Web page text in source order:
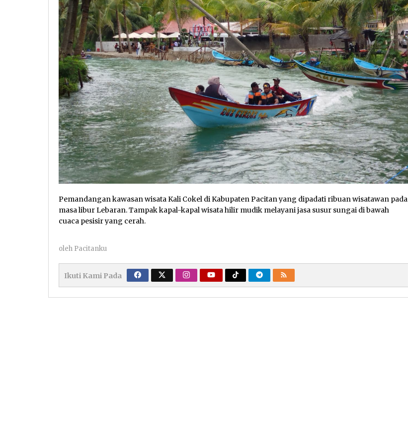
Pemandangan kawasan wisata Kali Cokel di Kabupaten Pacitan yang dipadati ribuan wisatawan pada
masa libur Lebaran. Tampak kapal-kapal wisata hilir mudik melayani jasa susur sungai di bawah
cuaca pesisir yang cerah.
oleh Pacitanku
Ikuti Kami Pada